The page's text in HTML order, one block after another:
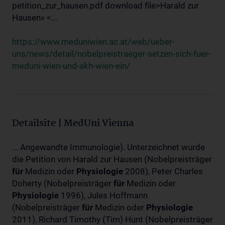
petition_zur_hausen.pdf download file>Harald zur
Hausen» <...
https://www.meduniwien.ac.at/web/ueber-
uns/news/detail/nobelpreistraeger-setzen-sich-fuer-
meduni-wien-und-akh-wien-ein/
Detailsite | MedUni Vienna
... Angewandte Immunologie). Unterzeichnet wurde
die Petition von Harald zur Hausen (Nobelpreisträger
für Medizin oder Physiologie 2008), Peter Charles
Doherty (Nobelpreisträger für Medizin oder
Physiologie 1996), Jules Hoffmann
(Nobelpreisträger für Medizin oder Physiologie
2011), Richard Timothy (Tim) Hunt (Nobelpreisträger